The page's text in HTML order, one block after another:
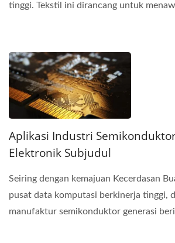
tinggi. Tekstil ini dirancang untuk
Aplikasi Industri
Elektronik Subjudul
Seiring dengan kemajuan Kecerdasan
pusat data komputasi berkinerja tinggi,
manufaktur semikonduktor generasi